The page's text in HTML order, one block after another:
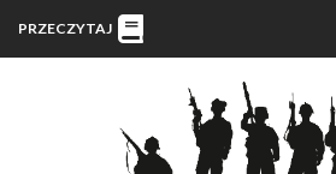
PRZECZYTAJ